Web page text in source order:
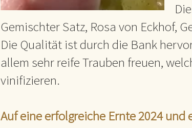
Gemischter Satz, Rosa von Eckhof,
Die Qualität ist durch die Bank
allem sehr reife Trauben freuen,
vinifizieren.
Auf eine erfolgreiche Ernte 2024 und